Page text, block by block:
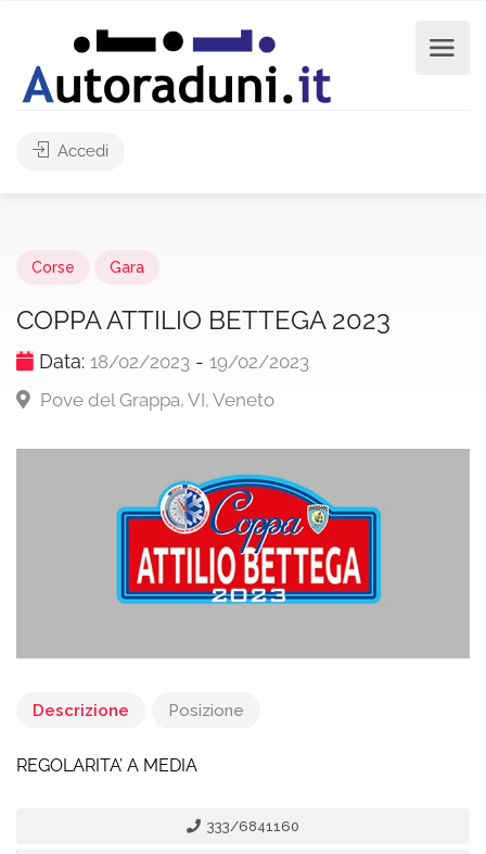
Accedi
Corse Gara
COPPA ATTILIO BETTEGA 2023
Data: 18/02/2023 - 19/02/2023
Pove del Grappa, VI, Veneto
Descrizione Posizione
REGOLARITA’ A MEDIA
333/6841160